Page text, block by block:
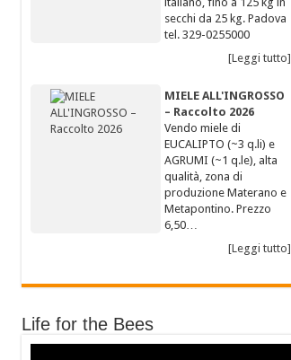
secchi da 25 kg. Padova
tel. 329-0255000
[Leggi tutto]
MIELE ALL'INGROSSO
– Raccolto 2026
Vendo miele di
EUCALIPTO (~3 q.li) e
AGRUMI (~1 q.le), alta
qualità, zona di
produzione Materano e
Metapontino. Prezzo
6,50…
[Leggi tutto]
Life for the Bees